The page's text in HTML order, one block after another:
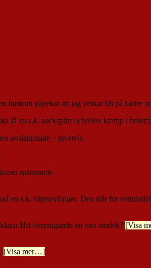
hustrun påpekar att jag verkar bli på bättre
få en s.k. nackspärr och/eller kramp i
avslappnade – givetvis.
spännande.
en s.k. värmeväxlare. Den står för
Hd överstigande en viss storlek? [Visa
[Visa mer…]